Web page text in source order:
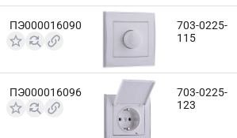
ПЭ000016090
703-0225-
115
ПЭ000016096
703-0225-
123